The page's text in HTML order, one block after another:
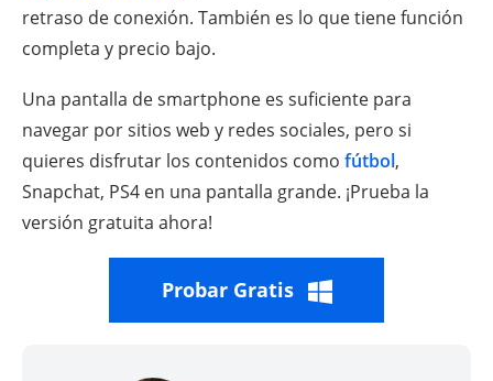
retraso de conexión. También es lo que tiene función
completa y precio bajo.
Una pantalla de smartphone es suficiente para
navegar por sitios web y redes sociales, pero si
quieres disfrutar los contenidos como fútbol,
Snapchat, PS4 en una pantalla grande. ¡Prueba la
versión gratuita ahora!
Probar Gratis